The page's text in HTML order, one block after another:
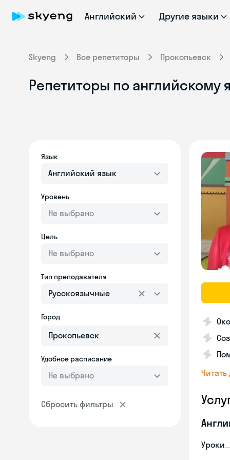
Английский Другие языки
Skyeng Все репетиторы Прокопьевск
Репетиторы по английскому
Язык
Английский язык
Уровень
Не выбрано
Цель
Не выбрано
Тип преподавателя
Русскоязычные
Город
Удобное расписание
Не выбрано
Сбросить фильтры
Уроки